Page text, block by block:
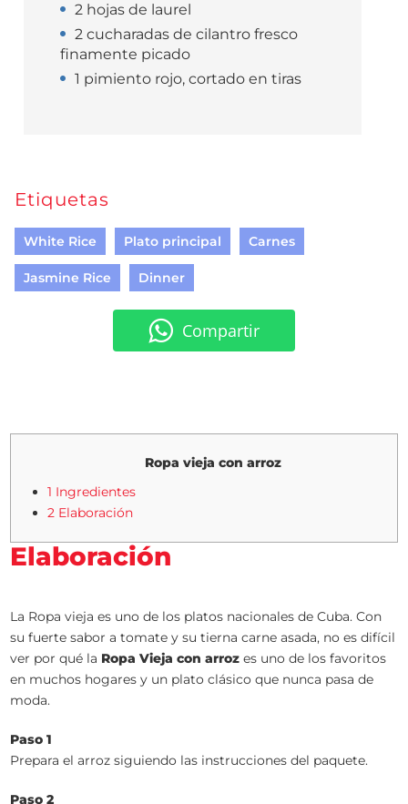
2 hojas de laurel
2 cucharadas de cilantro fresco
finamente picado
1 pimiento rojo, cortado en tiras
Etiquetas
White Rice Plato principal Carnes
Jasmine Rice Dinner
Compartir
Ropa vieja con arroz
1 Ingredientes
2 Elaboración
Elaboración
La Ropa vieja es uno de los platos nacionales de Cuba. Con
su fuerte sabor a tomate y su tierna carne asada, no es difícil
ver por qué la Ropa Vieja con arroz es uno de los favoritos
en muchos hogares y un plato clásico que nunca pasa de
moda.
Paso 1
Prepara el arroz siguiendo las instrucciones del paquete.
Paso 2